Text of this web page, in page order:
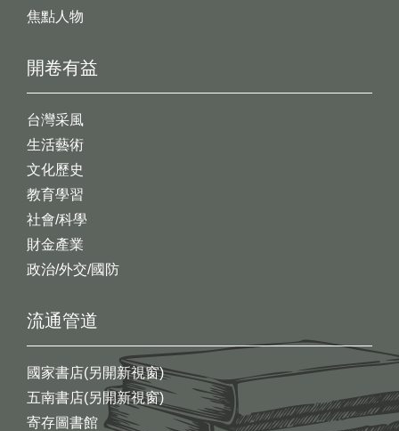
開卷有益
台灣采風
生活藝術
文化歷史
教育學習
社會/科學
財金產業
政治/外交/國防
焦點人物
流通管道
國家書店(另開新視窗)
五南書店(另開新視窗)
寄存圖書館